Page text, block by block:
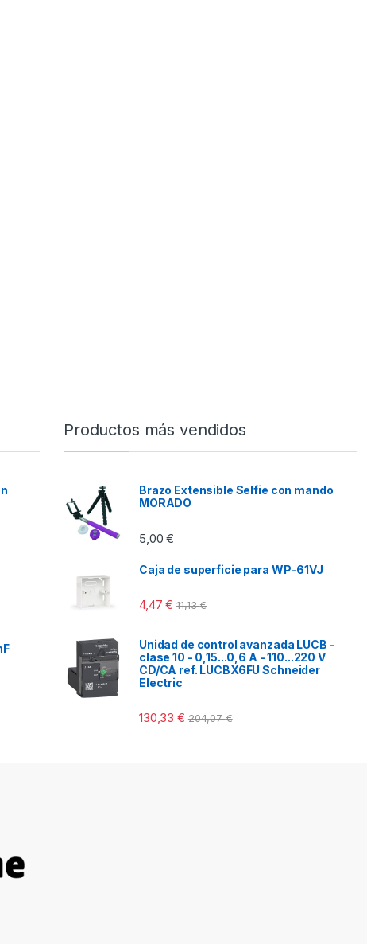
Productos más vendidos
Brazo Extensible Selfie con mando
MORADO
5,00€
Caja de superficie para WP-61VJ
4,47€ 11,13€
Unidad de control avanzada LUCB -
clase 10 - 0,15...0,6 A - 110...220 V
CD/CA ref. LUCBX6FU Schneider
Electric
130,33€ 204,07€